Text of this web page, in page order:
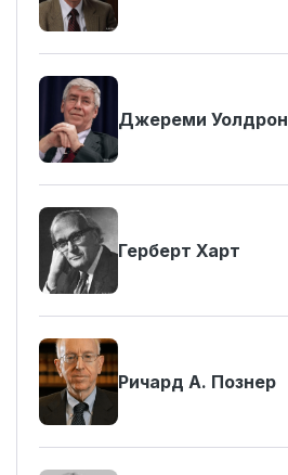
Джереми Уолдрон
Герберт Харт
Ричард А. Познер